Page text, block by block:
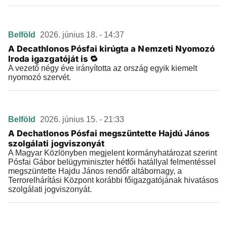
Belföld 2026. június 18. - 14:37
A Decathlonos Pósfai kirúgta a Nemzeti Nyomozó
Iroda igazgatóját is 🔁
A vezető négy éve irányította az ország egyik kiemelt
nyomozó szervét.
Belföld 2026. június 15. - 21:33
A Dechatlonos Pósfai megszüntette Hajdú János
szolgálati jogviszonyát
A Magyar Közlönyben megjelent kormányhatározat szerint
Pósfai Gábor belügyminiszter hétfői hatállyal felmentéssel
megszüntette Hajdu János rendőr altábornagy, a
Terrorelhárítási Központ korábbi főigazgatójának hivatásos
szolgálati jogviszonyát.